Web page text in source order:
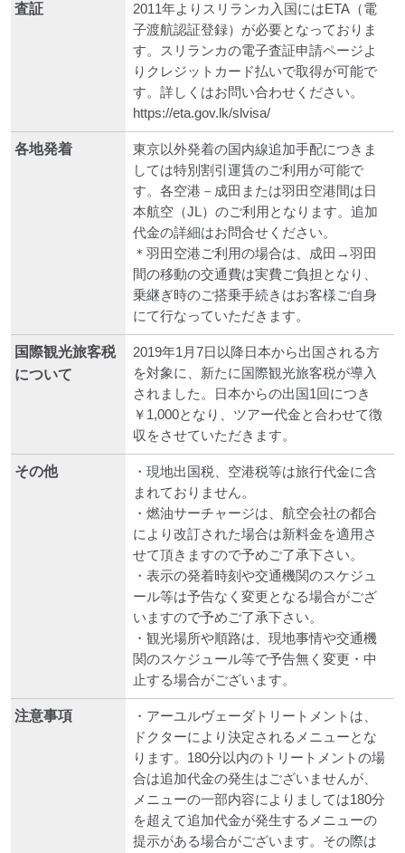
査証
2011年よりスリランカ入国にはETA（電
子渡航認証登録）が必要となっておりま
す。スリランカの電子査証申請ページよ
りクレジットカード払いで取得が可能で
す。詳しくはお問い合わせください。
https://eta.gov.lk/slvisa/
各地発着
東京以外発着の国内線追加手配につきま
しては特別割引運賃のご利用が可能で
す。各空港－成田または羽田空港間は日
本航空（JL）のご利用となります。追加
代金の詳細はお問合せください。
＊羽田空港ご利用の場合は、成田→羽田
間の移動の交通費は実費ご負担となり、
乗継ぎ時のご搭乗手続きはお客様ご自身
にて行なっていただきます。
国際観光旅客税
について
2019年1月7日以降日本から出国される方
を対象に、新たに国際観光旅客税が導入
されました。日本からの出国1回につき
￥1,000となり、ツアー代金と合わせて徴
収をさせていただきます。
その他
・現地出国税、空港税等は旅行代金に含
まれておりません。
・燃油サーチャージは、航空会社の都合
により改訂された場合は新料金を適用さ
せて頂きますので予めご了承下さい。
・表示の発着時刻や交通機関のスケジュ
ール等は予告なく変更となる場合がござ
いますので予めご了承下さい。
・観光場所や順路は、現地事情や交通機
関のスケジュール等で予告無く変更・中
止する場合がございます。
注意事項
・アーユルヴェーダトリートメントは、
ドクターにより決定されるメニューとな
ります。180分以内のトリートメントの場
合は追加代金の発生はございませんが、
メニューの一部内容によりましては180分
を超えて追加代金が発生するメニューの
提示がある場合がございます。その際は